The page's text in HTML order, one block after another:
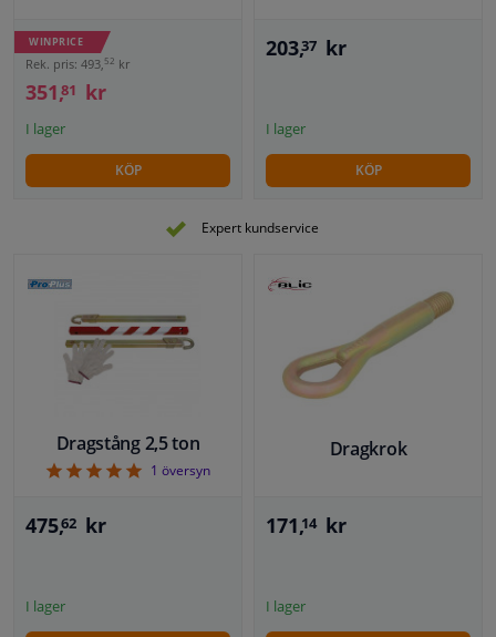
WINPRICE
Rek. pris: 493,52 kr
351,81 kr
I lager
KÖP
203,37 kr
I lager
KÖP
Expert kundservice
Dragstång 2,5 ton
51 översyn
475,62 kr
I lager
Dragkrok
171,14 kr
I lager